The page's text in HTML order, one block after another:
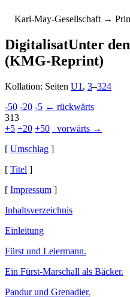
Karl-May-Gesellschaft →
DigitalisatUnter
(KMG-Reprint)
Kollation: Seiten U1 , 3–324
-50 -20 -5 ← rückwärts
313
+5 +20 +50
vorwärts →
[ Umschlag ]
[ Titel ]
[ Impressum ]
Inhaltsverzeichnis
Einleitung
Fürst und Leiermann.
Ein Fürst-Marschall als Bäcker.
Pandur und Grenadier.